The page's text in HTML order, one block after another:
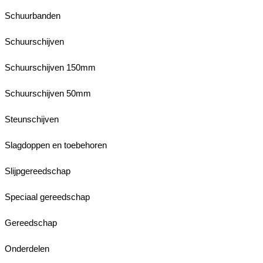
Schuurbanden
Schuurschijven
Schuurschijven 150mm
Schuurschijven 50mm
Steunschijven
Slagdoppen en toebehoren
Slijpgereedschap
Speciaal gereedschap
Gereedschap
Onderdelen